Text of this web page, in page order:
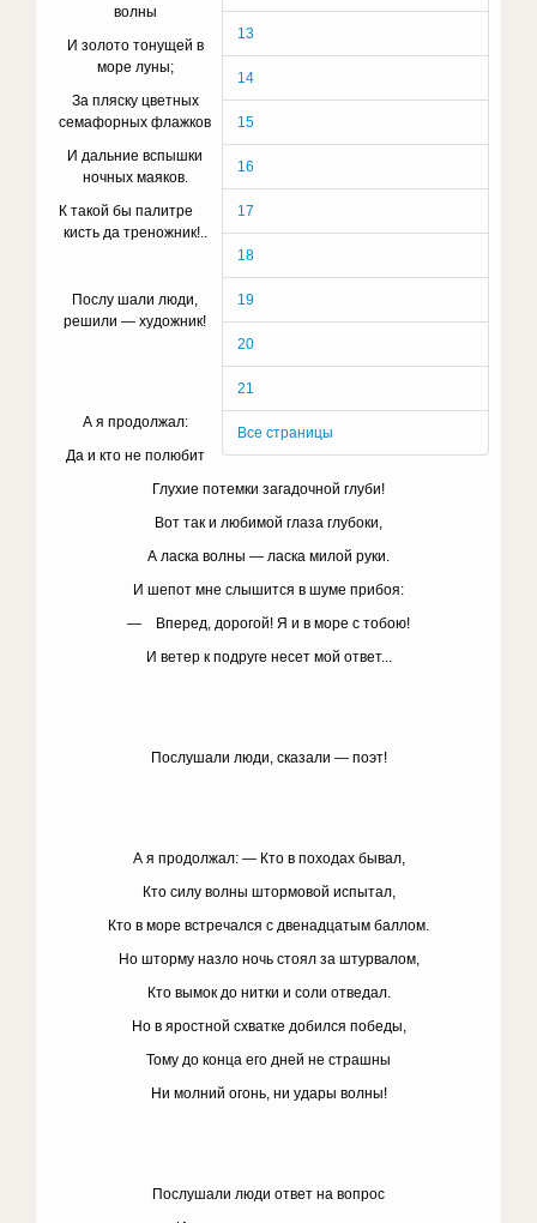
13
14
15
16
17
18
19
20
21
Все страницы
волны
И золото тонущей в
море луны;
За пляску цветных
семафорных флажков
И дальние вспышки
ночных маяков.
К такой бы палитре
кисть да треножник!..
Послу шали люди,
решили — художник!
А я продолжал:
Да и кто не полюбит
Глухие потемки загадочной глуби!
Вот так и любимой глаза глубоки,
А ласка волны — ласка милой руки.
И шепот мне слышится в шуме прибоя:
— Вперед, дорогой! Я и в море с тобою!
И ветер к подруге несет мой ответ...
Послушали люди, сказали — поэт!
А я продолжал: — Кто в походах бывал,
Кто силу волны штормовой испытал,
Кто в море встречался с двенадцатым баллом.
Но шторму назло ночь стоял за штурвалом,
Кто вымок до нитки и соли отведал.
Но в яростной схватке добился победы,
Тому до конца его дней не страшны
Ни молний огонь, ни удары волны!
Послушали люди ответ на вопрос